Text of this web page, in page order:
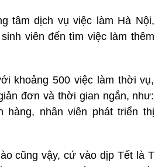
tâm dịch vụ việc làm Hà Nội,
viên đến tìm việc làm thêm
khoảng 500 việc làm thời vụ,
đơn và thời gian ngắn, như:
hàng, nhân viên phát triển thị
cũng vậy, cứ vào dịp Tết là T